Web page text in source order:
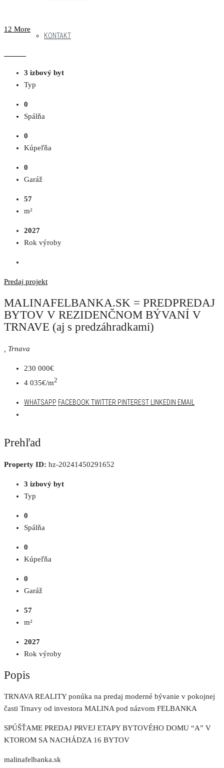
KONTAKT
12 More
3 izbový byt
Typ
0
Spálňa
0
Kúpeľňa
0
Garáž
57
m²
2027
Rok výroby
Predaj projekt
MALINAFELBANKA.SK = PREDPREDAJ
BYTOV V REZIDENČNOM BÝVANÍ V
TRNAVE (aj s predzáhradkami)
, Trnava
230 000€
4 035€/m2
WHATSAPP FACEBOOK TWITTER PINTEREST LINKEDIN EMAIL
Prehľad
Property ID: hz-20241450291652
3 izbový byt
Typ
0
Spálňa
0
Kúpeľňa
0
Garáž
57
m²
2027
Rok výroby
Popis
TRNAVA REALITY ponúka na predaj moderné bývanie v pokojnej
časti Trnavy od investora MALINA pod názvom FELBANKA
SPÚŠŤAME PREDAJ PRVEJ ETAPY BYTOVÉHO DOMU “A” V
KTOROM SA NACHÁDZA 16 BYTOV
malinafelbanka.sk